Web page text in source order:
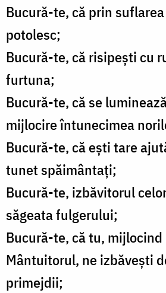
Bucură-te, că prin
potolesc;
Bucură-te, că risipești cu
furtuna;
Bucură-te, că se
mijlocire întunecimea
Bucură-te, că ești tare
tunet spăimântați;
Bucură-te, izbăvitorul
săgeata fulgerului;
Bucură-te, că tu,
Mântuitorul, ne izbăvești
primejdii;